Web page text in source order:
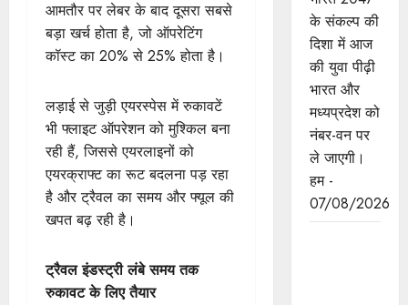
आमतौर पर लेबर के बाद दूसरा सबसे
बड़ा खर्च होता है, जो ऑपरेटिंग
कॉस्ट का 20% से 25% होता है।
लड़ाई से जुड़ी एयरस्पेस में रुकावटें
भी फ्लाइट ऑपरेशन को मुश्किल बना
रही हैं, जिससे एयरलाइनों को
एयरक्राफ्ट का रूट बदलना पड़ रहा
है और ट्रैवल का समय और फ्यूल की
खपत बढ़ रही है।
ट्रैवल इंडस्ट्री लंबे समय तक
रुकावट के लिए तैयार
के संकल्प की
दिशा में आज
की युवा पीढ़ी
भारत और
मध्यप्रदेश को
नंबर-वन पर
ले जाएगी।
हम -
07/08/2026